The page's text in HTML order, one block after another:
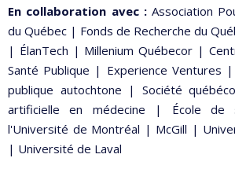
En collaboration avec : Association
du Québec | Fonds de Recherche du
| ÉlanTech | Millenium Québecor |
Santé Publique | Experience Ventures
publique autochtone | Société
artificielle en médecine | École de
l'Université de Montréal | McGill |
| Université de Laval